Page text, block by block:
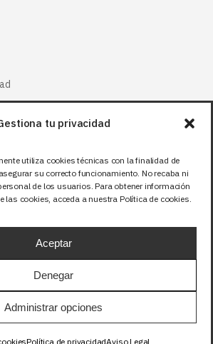
tu privacidad
utiliza cookies técnicas con la finalidad de
su correcto funcionamiento. No recaba ni
de los usuarios. Para obtener información
las cookies, acceda a nuestra Política de cookies.
Aceptar
Denegar
Administrar opciones
Política de privacidadAviso Legal
(21%). Tasa RAEE incluida en
que corresponda.